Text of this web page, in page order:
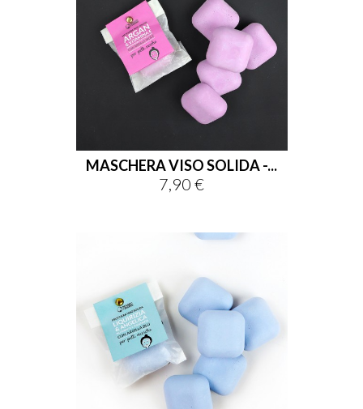
MASCHERA VISO SOLIDA -...
Prix
7,90 €